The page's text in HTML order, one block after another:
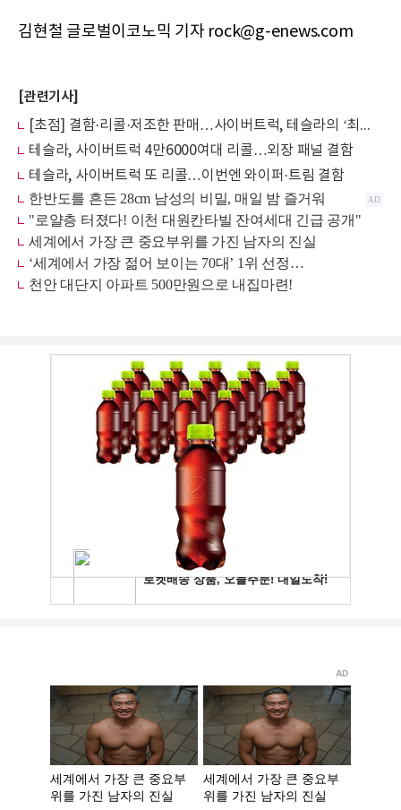
김현철 글로벌이코노믹 기자 rock@g-enews.com
[관련기사]
[초점] 결함·리콜·저조한 판매…사이버트럭, 테슬라의 ‘최대 실패작’ 되나
테슬라, 사이버트럭 4만6000여대 리콜…외장 패널 결함
테슬라, 사이버트럭 또 리콜…이번엔 와이퍼·트림 결함